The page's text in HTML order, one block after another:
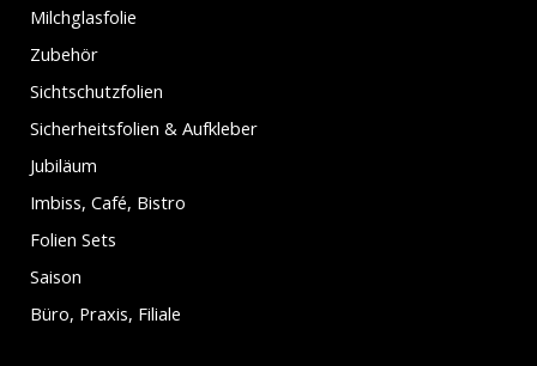
Milchglasfolie
Zubehör
Sichtschutzfolien
Sicherheitsfolien & Aufkleber
Jubiläum
Imbiss, Café, Bistro
Folien Sets
Saison
Büro, Praxis, Filiale